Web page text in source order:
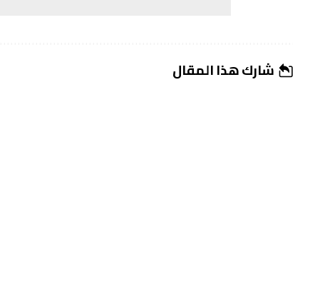
شارك هذا المقال